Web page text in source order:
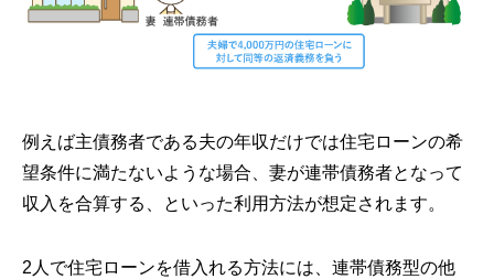
例えば主債務者である夫の年収だけでは住宅ローンの希
望条件に満たないような場合、妻が連帯債務者となって
収入を合算する、といった利用方法が想定されます。
2人で住宅ローンを借入れる方法には、連帯債務型の他